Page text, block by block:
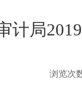
计局
浏览次